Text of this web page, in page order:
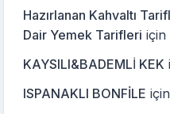
Hazırlanan Kahvaltı
Dair Yemek Tarifleri için
KAYSILI&BADEMLİ KEK
ISPANAKLI BONFİLE için